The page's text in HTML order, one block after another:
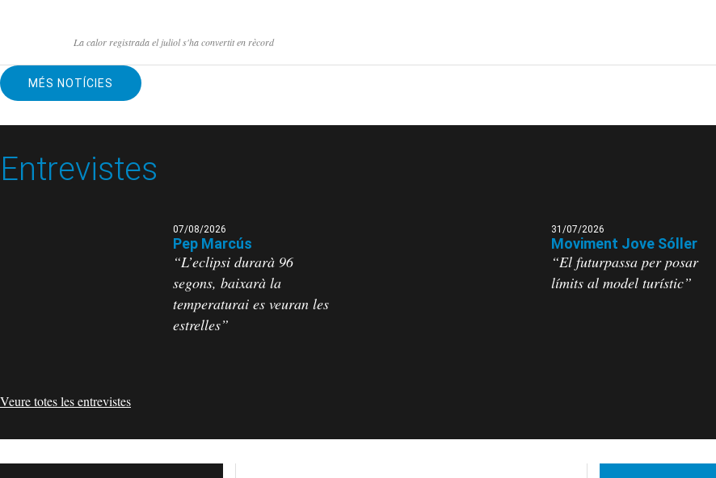
La calor registrada el juliol s'ha convertit en rècord
MÉS NOTÍCIES
Entrevistes
07/08/2026
Pep Marcús
“L’eclipsi durarà 96
segons, baixarà la
temperaturai es veuran les
estrelles”
31/07/2026
Moviment Jove Sóller
“El futurpassa per posar
límits al model turístic”
Veure totes les entrevistes